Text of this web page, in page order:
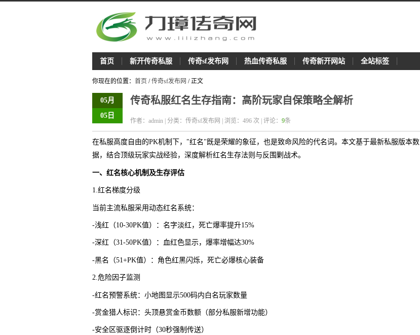
首页 新开传奇私服 传奇sf发布网 热血传奇私服 传奇新开网站 全站标签
你现在的位置： 首页 /传奇sf发布网 / 正文
05月
05日
传奇私服红名生存指南：高阶玩家自保策略全解析
作者：admin | 分类：传奇sf发布网 | 浏览： 496 次 | 评论： 9条
在私服高度自由的PK机制下，"红名"既是荣耀的象征，也是致命风险的代名词。本文基于最新私服版本数
据，结合顶级玩家实战经验，深度解析红名生存法则与反围剿战术。
一、红名核心机制及生存评估
1.红名梯度分级
当前主流私服采用动态红名系统：
-浅红（10-30PK值）：名字淡红，死亡爆率提升15%
-深红（31-50PK值）：血红色显示，爆率增幅达30%
-黑名（51+PK值）：角色红黑闪烁，死亡必爆核心装备
2.危险因子监测
-红名预警系统：小地图显示500码内白名玩家数量
-赏金猎人标识：头顶悬赏金币数额（部分私服新增功能）
-安全区驱逐倒计时（30秒强制传送）